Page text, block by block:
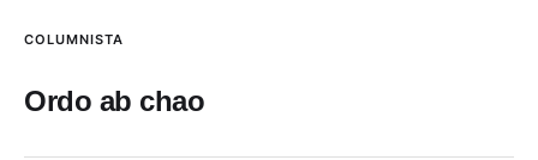
COLUMNISTA
Ordo ab chao